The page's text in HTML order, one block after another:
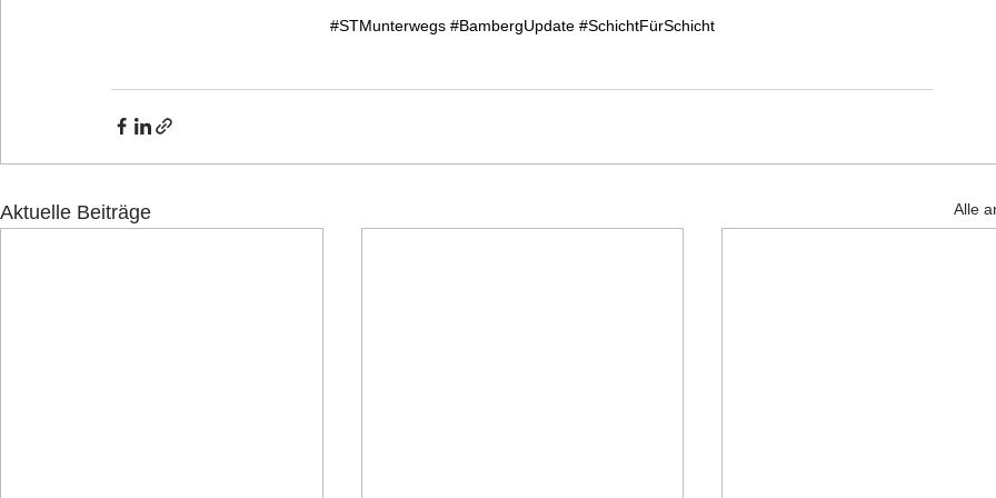
#STMunterwegs #BambergUpdate #SchichtFürSchicht
Aktuelle Beiträge Alle